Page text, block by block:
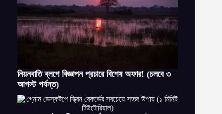
নিয়নবাতি ব্লগে বিজ্ঞাপন প্রচারে বিশেষ অফার! (চলবে ৩
আগস্ট পর্যন্ত)